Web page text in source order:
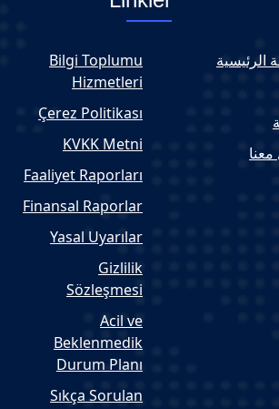
الرئيسية
Bilgi Toplumu
Hizmetleri
Çerez Politikası
KVKK Metni
Faaliyet Raporları
Finansal Raporlar
Yasal Uyarılar
Gizlilik
Sözleşmesi
Acil ve
Beklenmedik
Durum Planı
Sıkça Sorulan